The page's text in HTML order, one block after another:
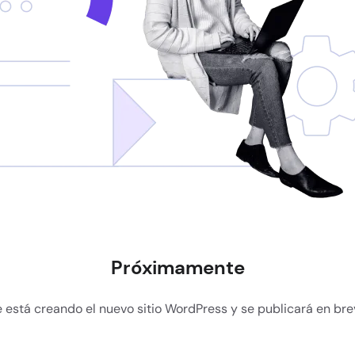
Próximamente
está creando el nuevo sitio WordPress y se publicará en